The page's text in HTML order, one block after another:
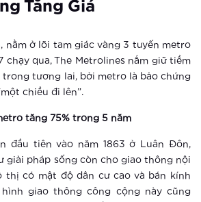
Tăng Giá
nằm ở lõi tam giác vàng 3 tuyến metro
chạy qua, The Metrolines nắm giữ tiềm
trong tương lai, bởi metro là bảo chứng
chiều đi lên”.
tăng 75% trong 5 năm
đầu tiên vào năm 1863 ở Luân Đôn,
giải pháp sống còn cho giao thông nội
thị có mật độ dân cư cao và bán kính
giao thông công cộng này cũng
giữ vững vị thế doanh
không khoảng cách” giữa tọa
của trung tâm mới phía Tây
Nội
Smart City ra mắt phân khu
Sapphire 3